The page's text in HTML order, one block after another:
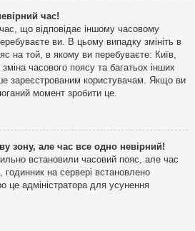
час!
що відповідає іншому часовому
ви. В цьому випадку змініть в
на той, в якому ви перебуваєте: Київ,
часового поясу та багатьох інших
зареєстрованим користувачам. Якщо ви
момент зробити це.
зону, але час все одно невірний!
встановили часовий пояс, але час
годинник на сервері встановлено
це адміністратора для усунення